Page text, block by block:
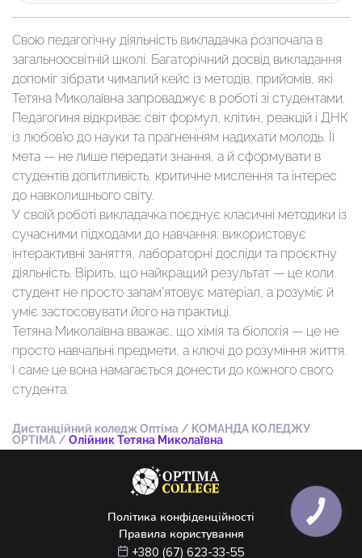
Свою педагогічну діяльність викладачка розпочала в
загальноосвітній школі. Багаторічний досвід викладання
допоміг зібрати чималий кейс із методів, прийомів, які
Тетяна Миколаївна запроваджує в роботі зі студентами.
Педагогиня відкриває світ формул, клітин, реакцій і ДНК
із любов’ю до науки та прагненням надихати молодь. Її
мета — не лише передати знання, а й сформувати в
студентів допитливість, критичне мислення та інтерес
до навколишнього світу.
У своїй роботі викладачка поєднує класичні методики із
сучасними підходами до навчання: використовує
інтерактивні заняття, лабораторні досліди та проєктну
діяльність. Вірить, що найкращий результат — це коли
студент не просто запам’ятовує матеріал, а розуміє й
уміє застосовувати його на практиці.
Тетяна Миколаївна вважає, що хімія та біологія — це не
просто навчальні предмети, а ключі до розуміння життя.
І саме це вона намагається донести до кожного свого
студента.
Дистанційний коледж Оптіма / КОМАНДА КОЛЕДЖУ
OPTIMA / Олійник Тетяна Миколаївна
Політика конфіденційності
Правила користування
+380 (67) 623-33-55
КНОПКА
ЗВ'ЯЗКУ